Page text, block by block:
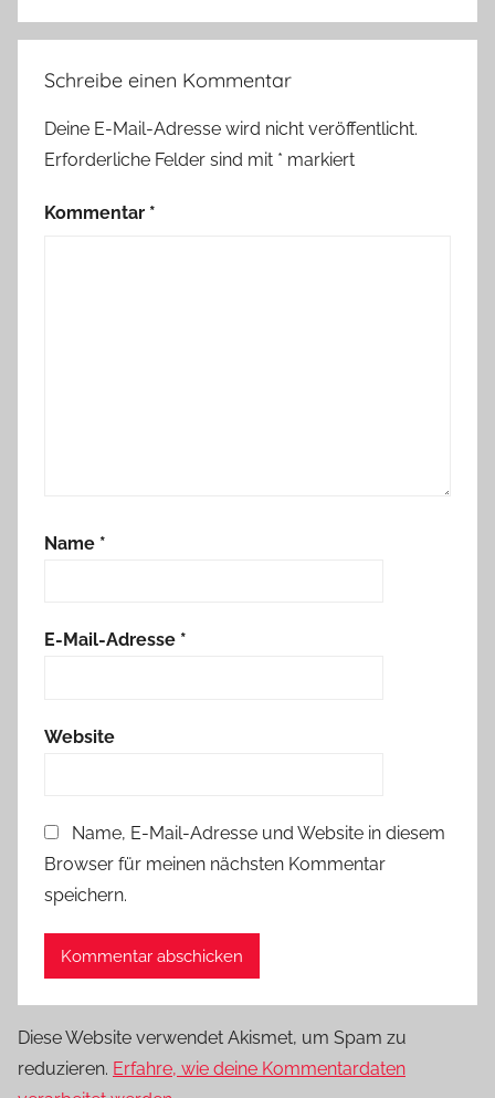
Schreibe einen Kommentar
Deine E-Mail-Adresse wird nicht veröffentlicht.
Erforderliche Felder sind mit * markiert
Kommentar *
Name *
E-Mail-Adresse *
Website
Name, E-Mail-Adresse und Website in diesem
Browser für meinen nächsten Kommentar
speichern.
Diese Website verwendet Akismet, um Spam zu
reduzieren. Erfahre, wie deine Kommentardaten